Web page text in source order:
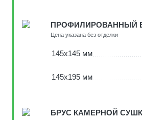
ПРОФИЛИРОВАННЫЙ
Цена указана без отделки
145х145 мм
145х195 мм
БРУС КАМЕРНОЙ